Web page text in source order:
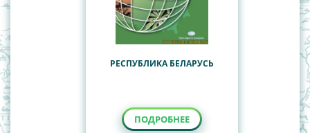
РЕСПУБЛИКА БЕЛАРУСЬ
ПОДРОБНЕЕ